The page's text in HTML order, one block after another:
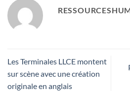
Les Terminales LLCE montent
sur scène avec une création
originale en anglais